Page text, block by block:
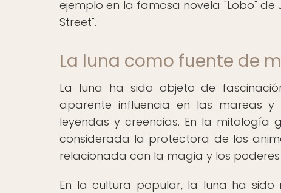
ejemplo en la famosa novela "Lobo" de
Street".
La luna como fuente de
La luna ha sido objeto de
aparente influencia en las mareas
leyendas y creencias. En la
considerada la protectora de los
relacionada con la magia y los
En la cultura popular, la luna ha